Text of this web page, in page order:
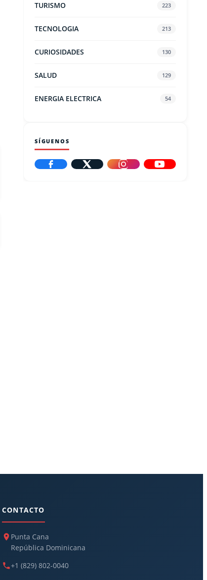
TURISMO 223
TECNOLOGIA 213
CURIOSIDADES 130
SALUD 129
ENERGIA ELECTRICA 54
SÍGUENOS
CONTACTO
Punta Cana
República Dominicana
+1 (829) 802-0040